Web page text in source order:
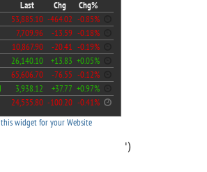
')